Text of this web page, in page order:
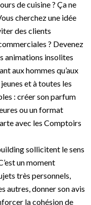
de cuisine ? Ça ne
cherchez une idée
des clients
? Devenez
animations insolites
aux hommes qu’aux
et à toutes les
: créer son parfum
ou un format
avec les Comptoirs
sollicitent le sens
un moment
très personnels,
autres, donner son avis
la cohésion de